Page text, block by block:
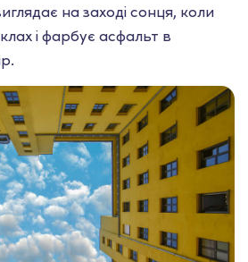
на заході сонця, коли
і фарбує асфальт в